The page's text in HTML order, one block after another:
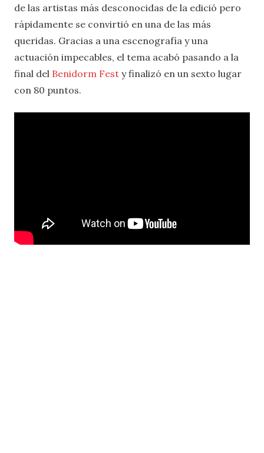
de las artistas más desconocidas de la edició pero
rápidamente se convirtió en una de las más
queridas. Gracias a una escenografía y una
actuación impecables, el tema acabó pasando a la
final del Benidorm Fest y finalizó en un sexto lugar
con 80 puntos.